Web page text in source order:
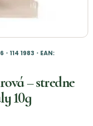
114 1983・EAN:
– stredne
10g